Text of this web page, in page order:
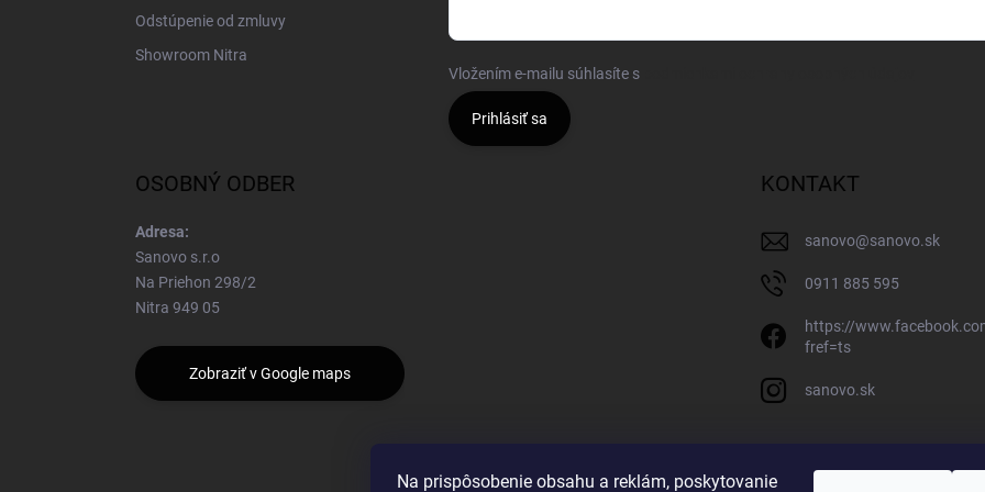
Na prispôsobenie obsahu a reklám, poskytovanie
Odstúpenie od zmluvy
Showroom Nitra
Vložením e-mailu súhlasíte s
Prihlásiť sa
OSOBNÝ ODBER
Adresa:
Sanovo s.r.o
Na Priehon 298/2
Nitra 949 05
Zobraziť v Google maps
KONTAKT
sanovo@sanovo.sk
0911 885 595
https://
fref=ts
sanovo.sk